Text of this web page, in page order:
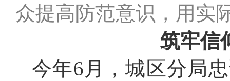
众提高防范意识，用实
筑牢信
今年6 月，城区分局